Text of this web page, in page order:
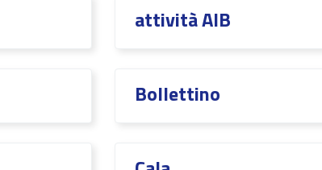
attività AIB
Bollettino